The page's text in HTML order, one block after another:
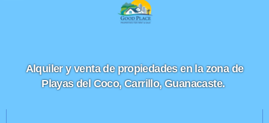
Alquiler y venta de propiedades en la zona de
Playas del Coco, Carrillo, Guanacaste.